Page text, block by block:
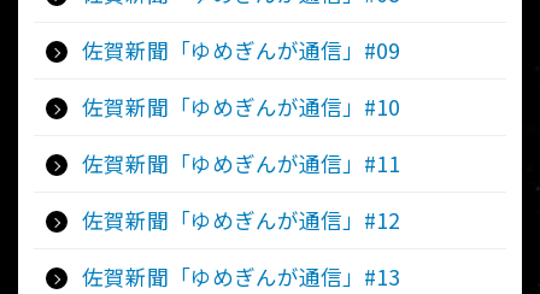
佐賀新聞「ゆめぎんが通信」#09
佐賀新聞「ゆめぎんが通信」#10
佐賀新聞「ゆめぎんが通信」#11
佐賀新聞「ゆめぎんが通信」#12
佐賀新聞「ゆめぎんが通信」#13